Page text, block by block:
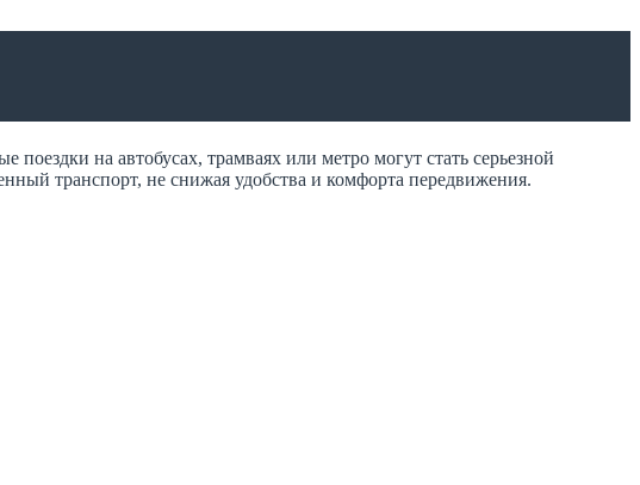
на автобусах, трамваях или метро могут стать серьезной
транспорт, не снижая удобства и комфорта передвижения.